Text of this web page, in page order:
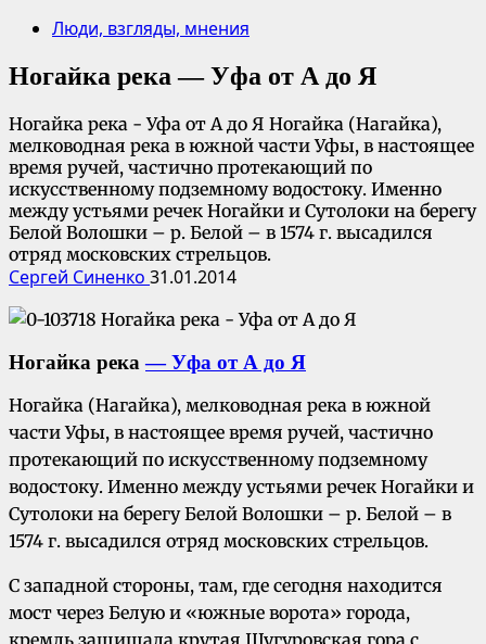
Люди, взгляды, мнения
Ногайка река — Уфа от А до Я
Ногайка река - Уфа от А до Я Ногайка (Нагайка),
мелководная река в южной части Уфы, в настоящее
время ручей, частично протекающий по
искусственному подземному водостоку. Именно
между устьями речек Ногайки и Сутолоки на берегу
Белой Волошки – р. Белой – в 1574 г. высадился
отряд московских стрельцов.
Сергей Синенко 31.01.2014
Ногайка река— Уфа от А до Я
Ногайка (Нагайка), мелководная река в южной
части Уфы, в настоящее время ручей, частично
протекающий по искусственному подземному
водостоку. Именно между устьями речек Ногайки и
Сутолоки на берегу Белой Волошки – р. Белой – в
1574 г. высадился отряд московских стрельцов.
С западной стороны, там, где сегодня находится
мост через Белую и «южные ворота» города,
кремль защищала крутая Шугуровская гора с